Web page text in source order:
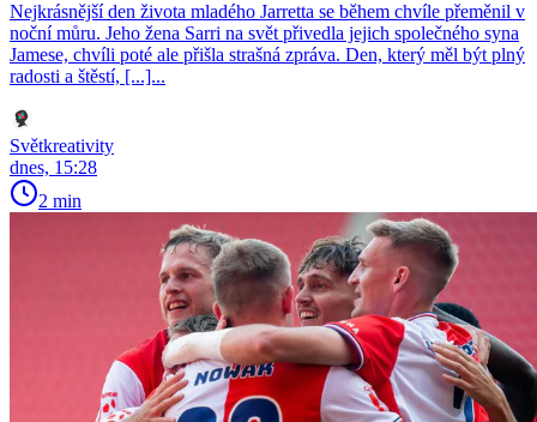
Nejkrásnější den života mladého Jarretta se během chvíle přeměnil v
noční můru. Jeho žena Sarri na svět přivedla jejich společného syna
Jamese, chvíli poté ale přišla strašná zpráva. Den, který měl být plný
radosti a štěstí, [...]...
Světkreativity
dnes, 15:28
2 min